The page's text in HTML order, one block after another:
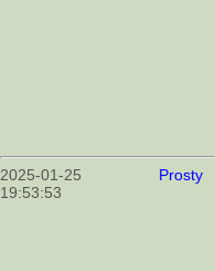
2025-01-25
19:53:53
Prosty